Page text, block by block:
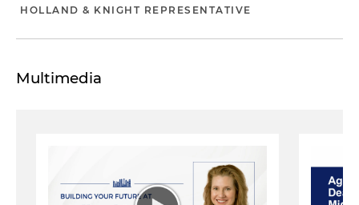
HOLLAND & KNIGHT REPRESENTATIVE
Multimedia